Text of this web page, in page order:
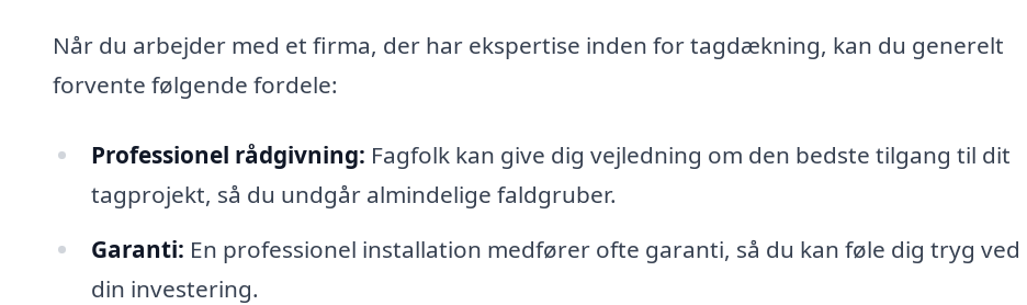
Når du arbejder med et firma, der har ekspertise inden for tagdækning, kan du generelt
forvente følgende fordele:
Professionel rådgivning: Fagfolk kan give dig vejledning om den bedste tilgang til dit
tagprojekt, så du undgår almindelige faldgruber.
Garanti: En professionel installation medfører ofte garanti, så du kan føle dig tryg ved
din investering.